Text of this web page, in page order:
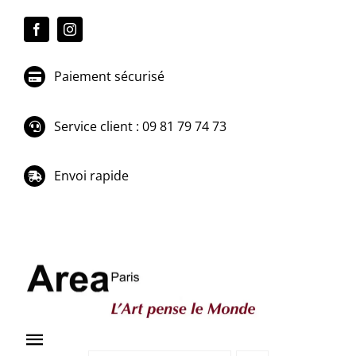
Paiement sécurisé
Service client : 09 81 79 74 73
Envoi rapide